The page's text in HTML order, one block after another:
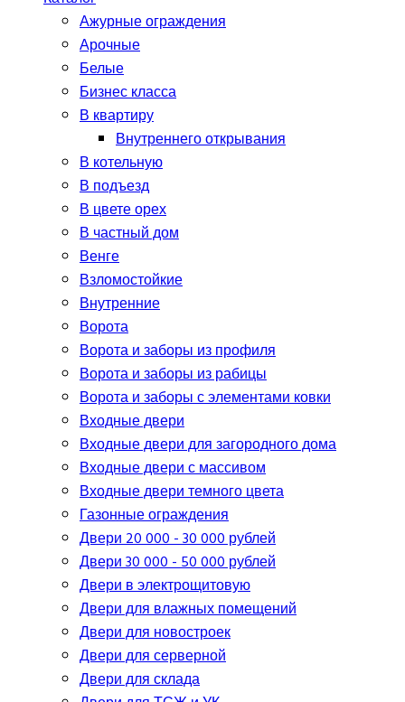
Ажурные ограждения
Арочные
Белые
Бизнес класса
В квартиру
Внутреннего открывания
В котельную
В подъезд
В цвете орех
В частный дом
Венге
Взломостойкие
Внутренние
Ворота
Ворота и заборы из профиля
Ворота и заборы из рабицы
Ворота и заборы с элементами ковки
Входные двери
Входные двери для загородного дома
Входные двери с массивом
Входные двери темного цвета
Газонные ограждения
Двери 20 000 - 30 000 рублей
Двери 30 000 - 50 000 рублей
Двери в электрощитовую
Двери для влажных помещений
Двери для новостроек
Двери для серверной
Двери для склада